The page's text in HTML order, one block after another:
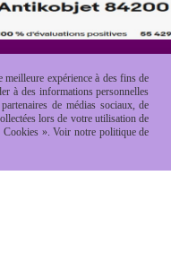
expérience à des fins de
à des informations personnelles
de médias sociaux, de
lors de votre utilisation de
Cookies ». Voir notre politique de